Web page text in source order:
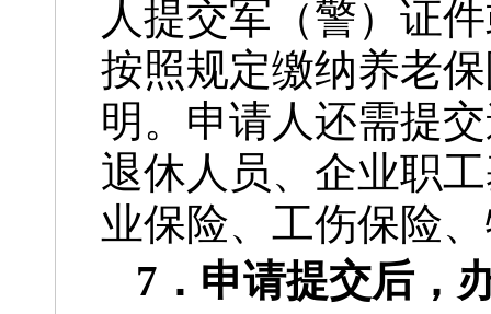
人提交军（警）证
按照规定缴纳养老
明。申请人还需提
退休人员、企业职
业保险、工伤保险
7．申请提交后，